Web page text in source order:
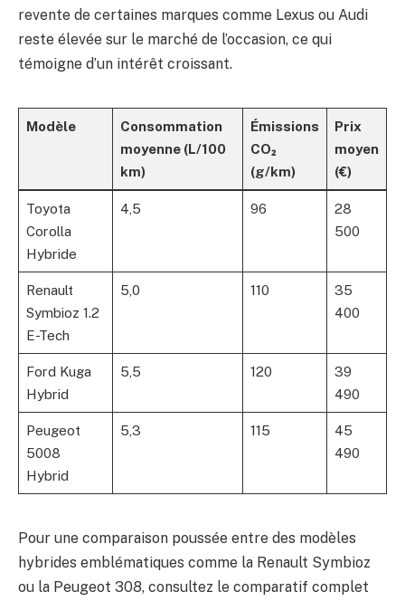
revente de certaines marques comme Lexus ou Audi
reste élevée sur le marché de l’occasion, ce qui
témoigne d’un intérêt croissant.
Modèle
Consommation
moyenne (L/100
km)
Émissions
CO₂
(g/km)
Prix
moyen
(€)
Toyota
Corolla
Hybride
4,5 96
28
500
Renault
Symbioz 1.2
E-Tech
5,0 110
35
400
Ford Kuga
Hybrid
5,5 120
39
490
Peugeot
5008
Hybrid
5,3 115
45
490
Pour une comparaison poussée entre des modèles
hybrides emblématiques comme la Renault Symbioz
ou la Peugeot 308, consultez le comparatif complet